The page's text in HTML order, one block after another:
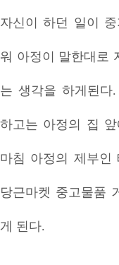
자신이 하던 일이
워 아정이 말한대로
는 생각을 하게된다
하고는 아정의 집
마침 아정의 제부인
당근마켓 중고물품
게 된다.